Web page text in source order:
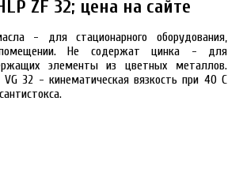
ZF 32; цена на сайте
- для стационарного оборудования,
Не содержат цинка - для
элементы из цветных металлов.
VG 32 - кинематическая вязкость при 40 С